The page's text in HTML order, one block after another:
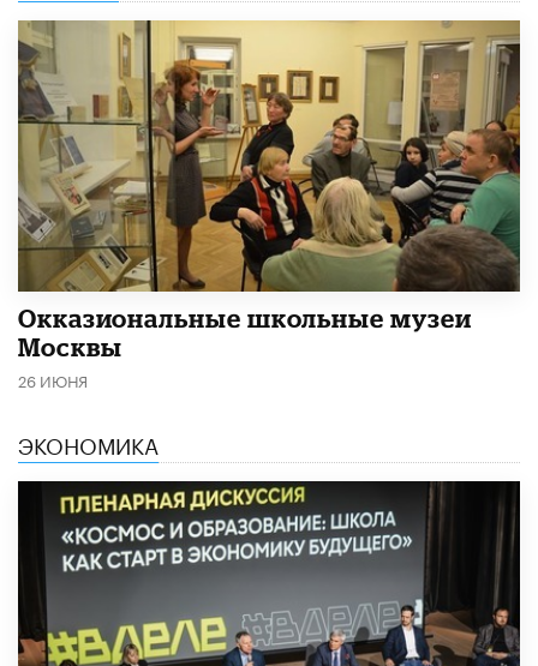
​Окказиональные школьные музеи
Москвы
26 ИЮНЯ
ЭКОНОМИКА